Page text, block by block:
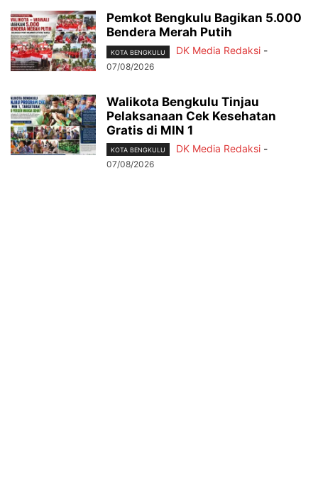
Pemkot Bengkulu Bagikan 5.000
Bendera Merah Putih
KOTA BENGKULU DK Media Redaksi -
07/08/2026
Walikota Bengkulu Tinjau
Pelaksanaan Cek Kesehatan
Gratis di MIN 1
KOTA BENGKULU DK Media Redaksi -
07/08/2026